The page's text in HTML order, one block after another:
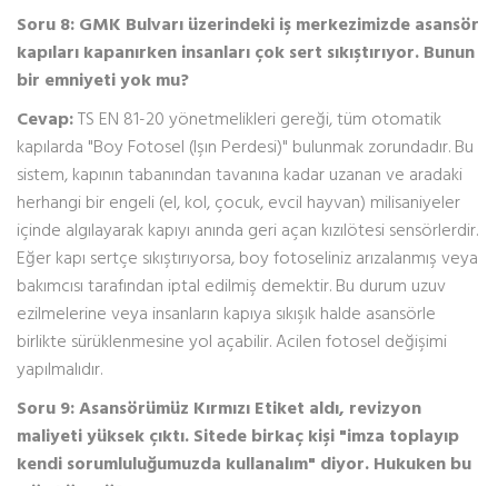
Soru 8: GMK Bulvarı üzerindeki iş merkezimizde asansör
kapıları kapanırken insanları çok sert sıkıştırıyor. Bunun
bir emniyeti yok mu?
Cevap:TS EN 81-20 yönetmelikleri gereği, tüm otomatik
kapılarda "Boy Fotosel (Işın Perdesi)" bulunmak zorundadır. Bu
sistem, kapının tabanından tavanına kadar uzanan ve aradaki
herhangi bir engeli (el, kol, çocuk, evcil hayvan) milisaniyeler
içinde algılayarak kapıyı anında geri açan kızılötesi sensörlerdir.
Eğer kapı sertçe sıkıştırıyorsa, boy fotoseliniz arızalanmış veya
bakımcısı tarafından iptal edilmiş demektir. Bu durum uzuv
ezilmelerine veya insanların kapıya sıkışık halde asansörle
birlikte sürüklenmesine yol açabilir. Acilen fotosel değişimi
yapılmalıdır.
Soru 9: Asansörümüz Kırmızı Etiket aldı, revizyon
maliyeti yüksek çıktı. Sitede birkaç kişi "imza toplayıp
kendi sorumluluğumuzda kullanalım" diyor. Hukuken bu